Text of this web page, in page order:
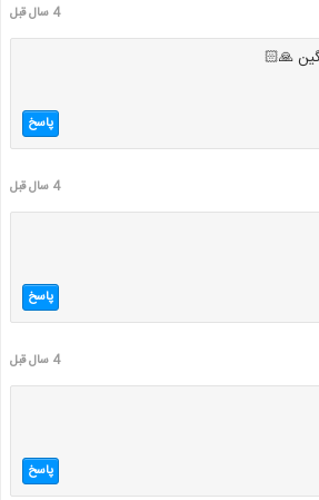
4 سال قبل
🙏🏻
پاسخ
4 سال قبل
پاسخ
4 سال قبل
پاسخ